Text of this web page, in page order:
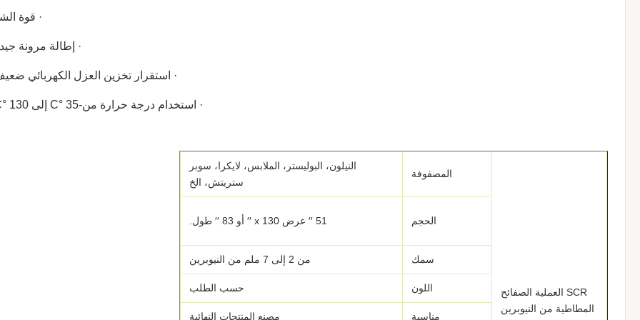
· قوة
· إطالة مرونة
· استقرار تخزين العزل الكهربائي
· استخدام درجة حرارة من-35 °C إلى 130 °C
SCR العملية الصفائح
المطاطية من النيوبرين
المصفوفة
النيلون، البوليستر، الملابس، لايكرا، سوبر
ستريتش، الخ
الحجم 51 ′′ عرض x 130 ′′ أو 83 ′′ طول.
سمك من 2 إلى 7 ملم من النيوبرين
اللون حسب الطلب
مناسبة مصنع المنتجات النهائية